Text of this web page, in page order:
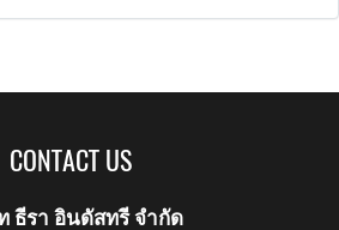
CONTACT US
ธีรา อินดัสทรี จำกัด